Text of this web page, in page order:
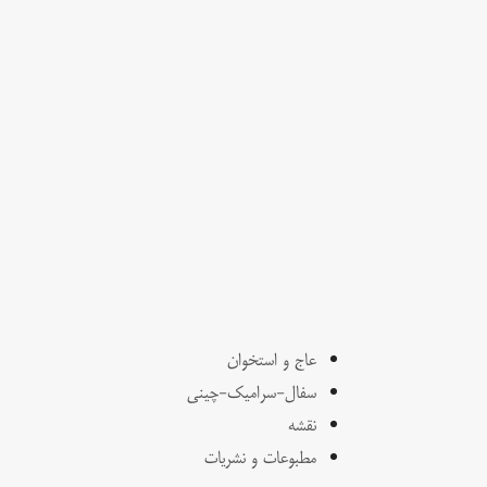
عاج و استخوان
سفال-سرامیک-چینی
نقشه
مطبوعات و نشریات